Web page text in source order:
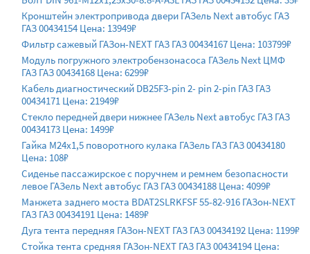
Кронштейн электропривода двери ГАЗель Next автобус ГАЗ
ГАЗ 00434154 Цена: 13949₽
Фильтр сажевый ГАЗон-NEXT ГАЗ ГАЗ 00434167 Цена: 103799₽
Модуль погружного электробензонасоса ГАЗель Next ЦМФ
ГАЗ ГАЗ 00434168 Цена: 6299₽
Кабель диагностический DB25F3-pin 2- pin 2-pin ГАЗ ГАЗ
00434171 Цена: 21949₽
Стекло передней двери нижнее ГАЗель Next автобус ГАЗ ГАЗ
00434173 Цена: 1499₽
Гайка М24х1,5 поворотного кулака ГАЗель ГАЗ ГАЗ 00434180
Цена: 108₽
Сиденье пассажирское с поручнем и ремнем безопасности
левое ГАЗель Next автобус ГАЗ ГАЗ 00434188 Цена: 4099₽
Манжета заднего моста BDAT2SLRKFSF 55-82-916 ГАЗон-NEXT
ГАЗ ГАЗ 00434191 Цена: 1489₽
Дуга тента передняя ГАЗон-NEXT ГАЗ ГАЗ 00434192 Цена: 1199₽
Стойка тента средняя ГАЗон-NEXT ГАЗ ГАЗ 00434194 Цена: